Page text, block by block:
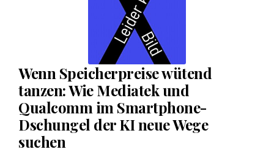
Wenn Speicherpreise wütend
tanzen: Wie Mediatek und
Qualcomm im Smartphone-
Dschungel der KI neue Wege
suchen